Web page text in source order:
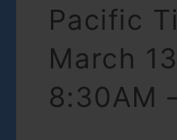
Pacific
March
8:30AM